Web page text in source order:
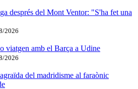
després del Mont Ventor: "S'ha fet una
2026
viatgen amb el Barça a Udine
2026
del madridisme al faraònic